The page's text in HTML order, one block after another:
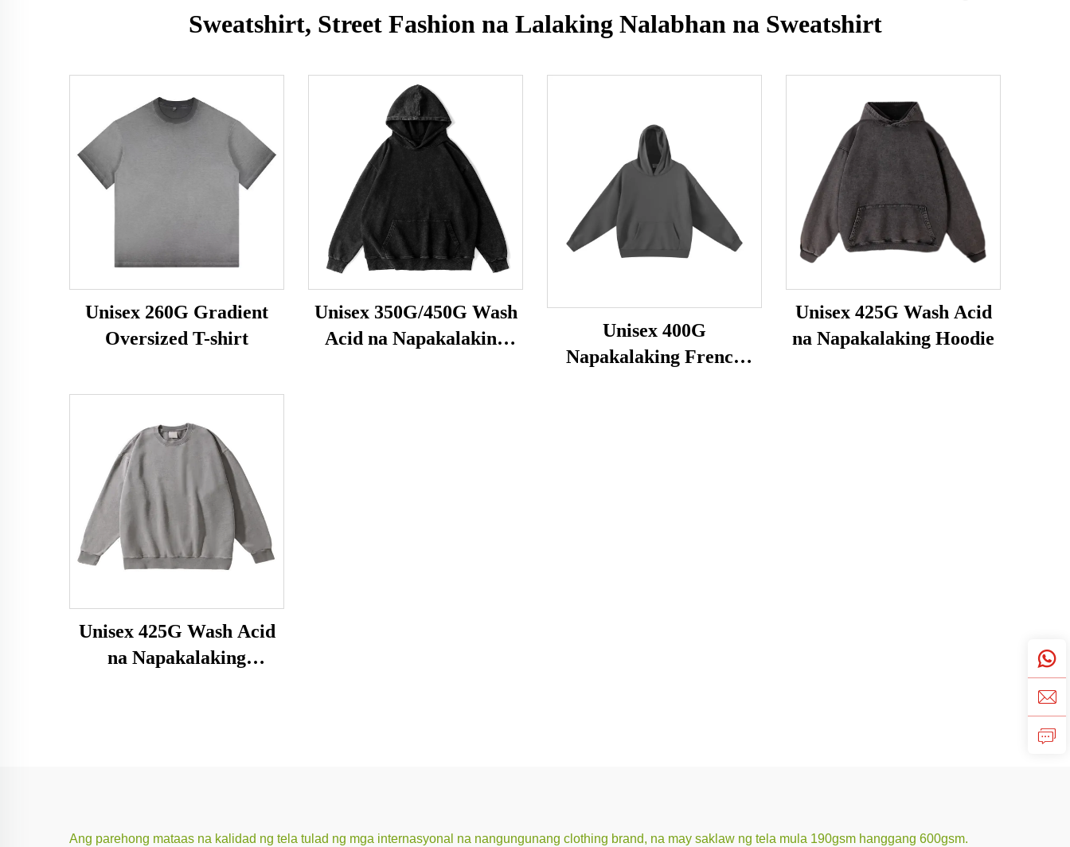
Sweatshirt, Street Fashion na Lalaking Nalabhan na Sweatshirt
Unisex 260G Gradient
Oversized T-shirt
Unisex 350G/450G Wash
Acid na Napakalaking
Unisex 400G
Napakalaking French
Unisex 425G Wash Acid
na Napakalaking Hoodie
Unisex 425G Wash Acid
na Napakalaking
Ang parehong mataas na kalidad ng tela tulad ng mga internasyonal na nangungunang clothing brand, na may saklaw ng tela mula 190gsm hanggang 600gsm.